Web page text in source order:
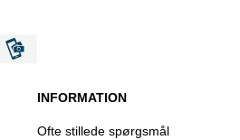
INFORMATION
Ofte stillede spørgsmål